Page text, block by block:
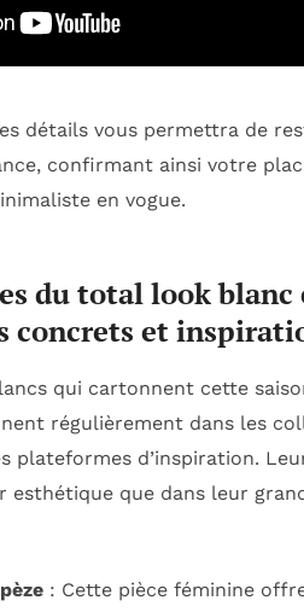
détails vous permettra de
confirmant ainsi votre
en vogue.
du total look blanc
concrets et
qui cartonnent cette
régulièrement dans les
plateformes d’inspiration.
esthétique que dans leur
: Cette pièce féminine